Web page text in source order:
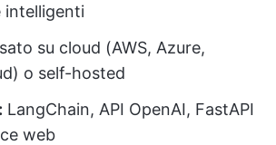
intelligenti
su cloud (AWS, Azure,
o self-hosted
LangChain, API OpenAI, FastAPI
web